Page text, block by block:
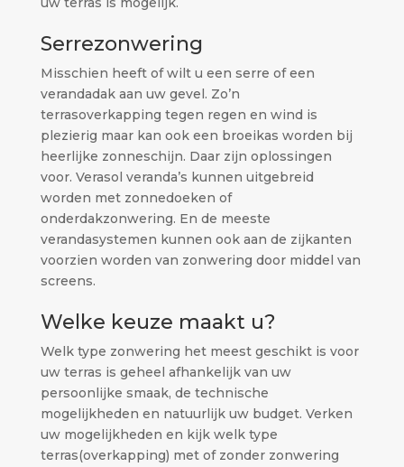
Serrezonwering
Misschien heeft of wilt u een serre of een
verandadak aan uw gevel. Zo’n
terrasoverkapping tegen regen en wind is
plezierig maar kan ook een broeikas worden bij
heerlijke zonneschijn. Daar zijn oplossingen
voor. Verasol veranda’s kunnen uitgebreid
worden met zonnedoeken of
onderdakzonwering. En de meeste
verandasystemen kunnen ook aan de zijkanten
voorzien worden van zonwering door middel van
screens.
Welke keuze maakt u?
Welk type zonwering het meest geschikt is voor
uw terras is geheel afhankelijk van uw
persoonlijke smaak, de technische
mogelijkheden en natuurlijk uw budget. Verken
uw mogelijkheden en kijk welk type
terras(overkapping) met of zonder zonwering